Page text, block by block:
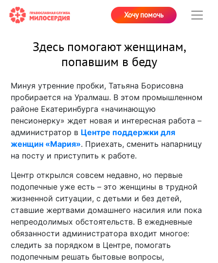
Хочу помочь
Здесь помогают женщинам,
попавшим в беду
Минуя утренние пробки, Татьяна Борисовна
пробирается на Уралмаш. В этом промышленном
районе Екатеринбурга «начинающую
пенсионерку» ждет новая и интересная работа –
администратор в Центре поддержки для
женщин «Мария». Приехать, сменить напарницу
на посту и приступить к работе.
Центр открылся совсем недавно, но первые
подопечные уже есть – это женщины в трудной
жизненной ситуации, с детьми и без детей,
ставшие жертвами домашнего насилия или пока
непреодолимых обстоятельств. В ежедневные
обязанности администратора входит многое:
следить за порядком в Центре, помогать
подопечным решать бытовые вопросы,